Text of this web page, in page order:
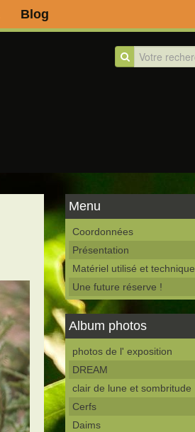
Blog
Menu
Coordonnées
Présentation
Matériel utilisé et technique
Une future réserve !
Album photos
photos de l' exposition
DREAM
clair de lune et sombritude
Cerfs
Daims